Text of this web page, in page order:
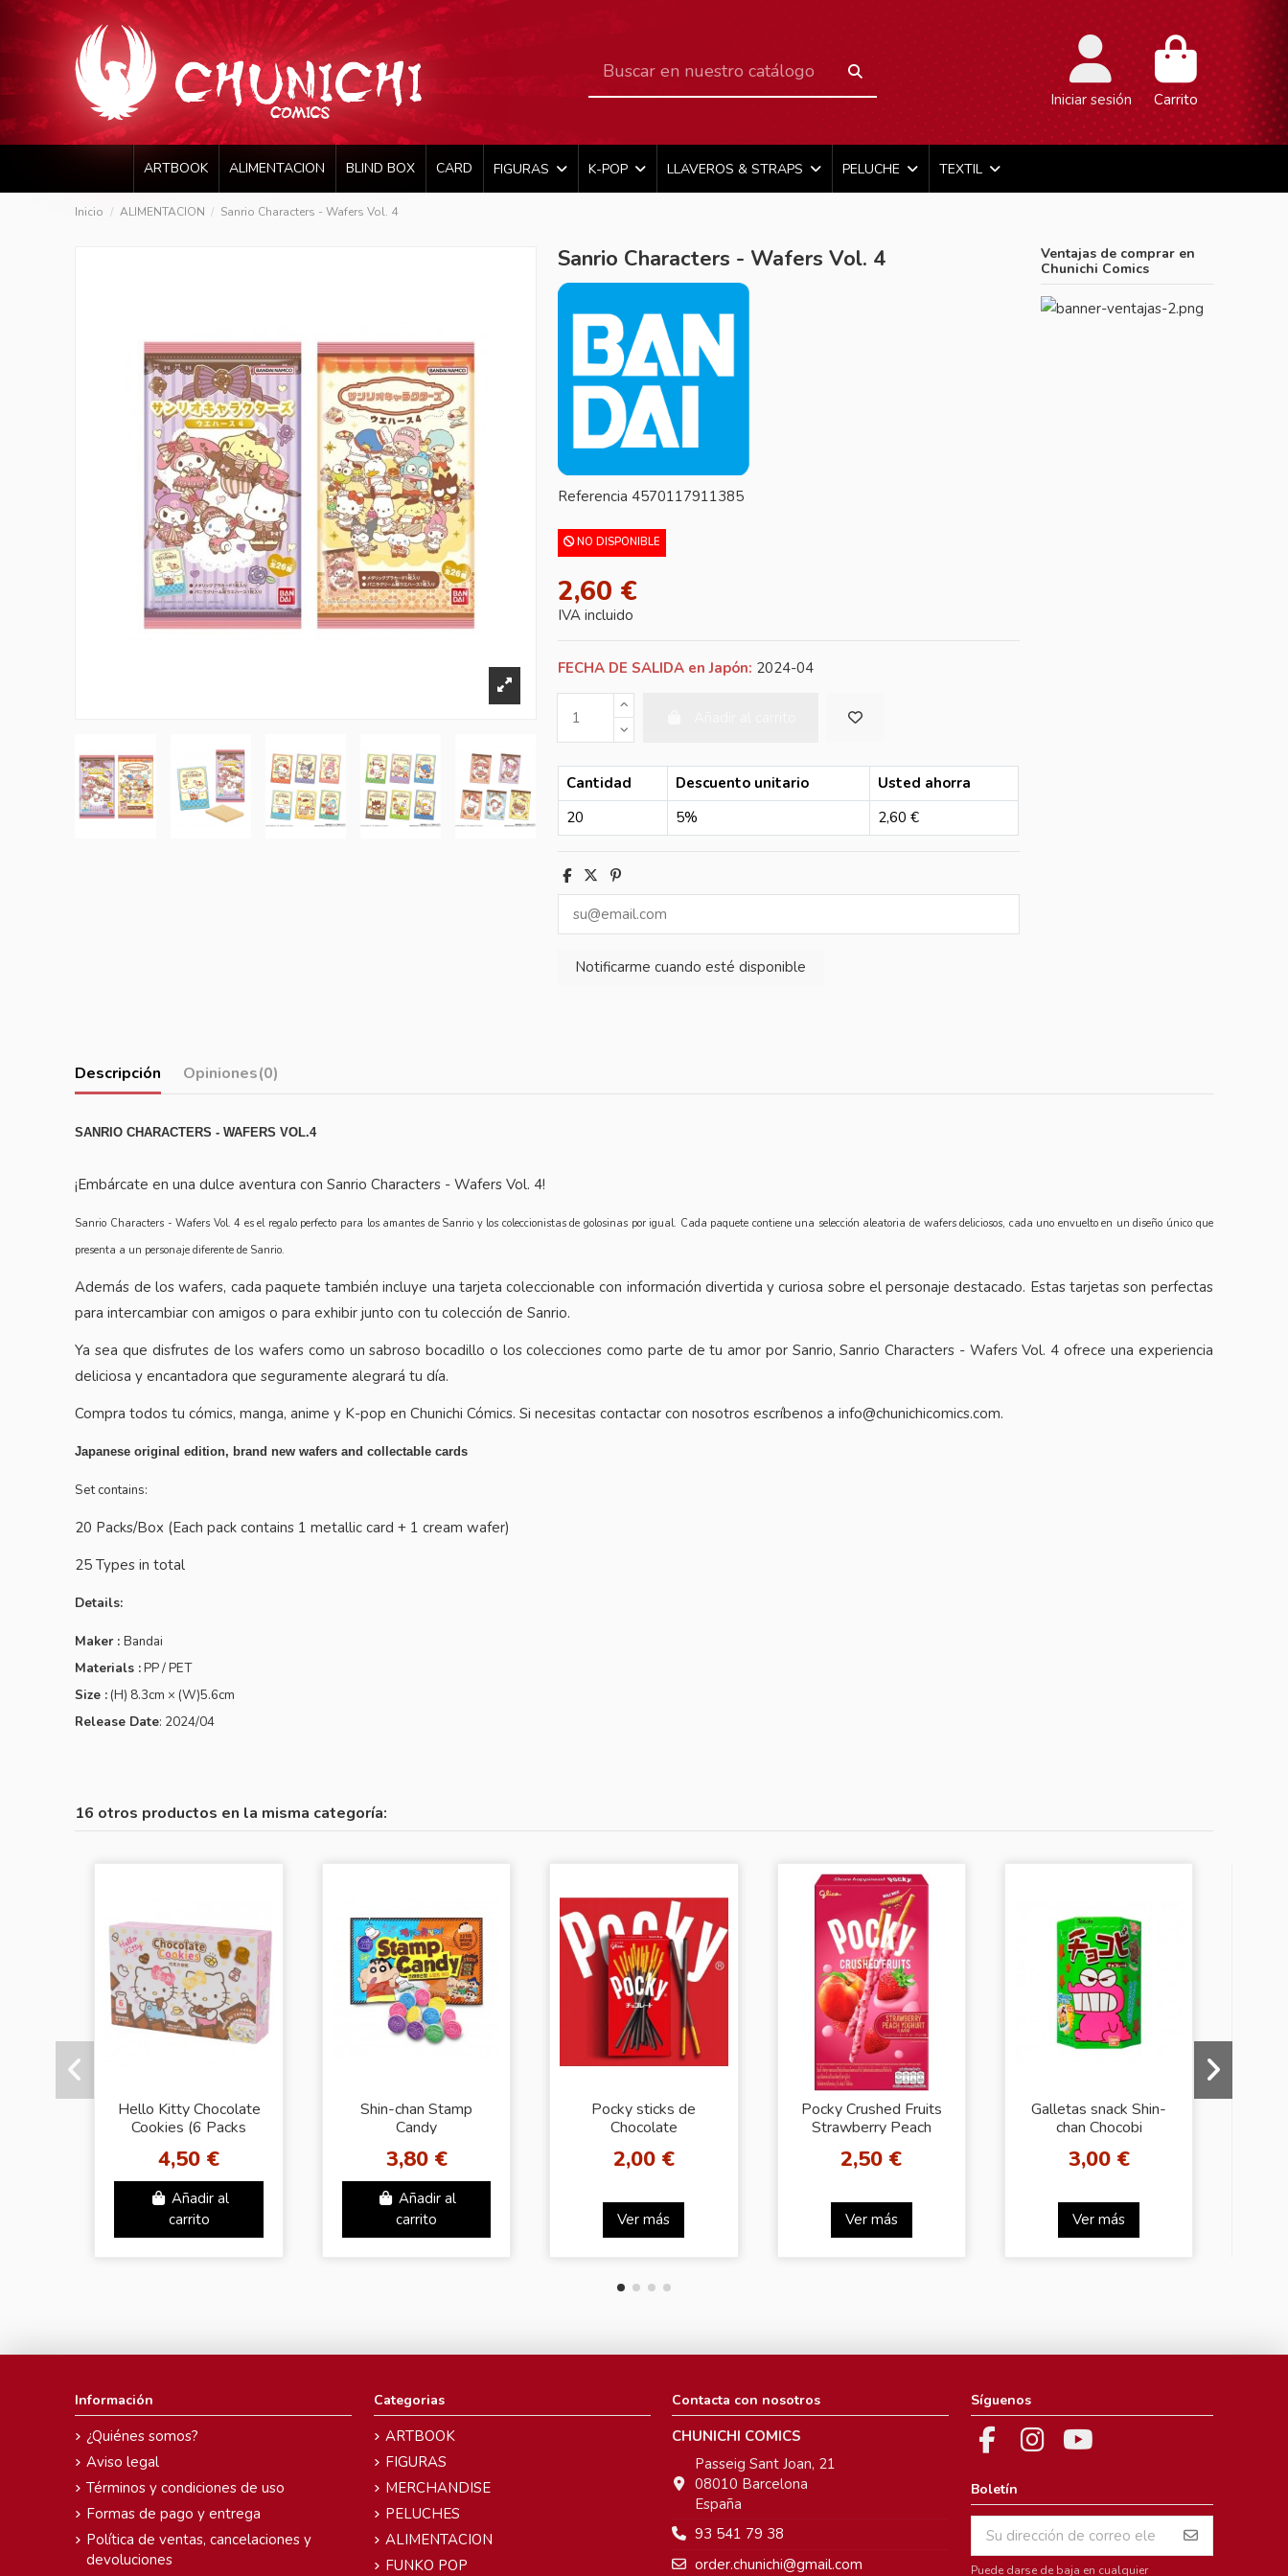
Iniciar sesión Carrito
ARTBOOK ALIMENTACION BLIND BOX CARD FIGURAS K-POP LLAVEROS & STRAPS PELUCHE TEXTIL
Inicio ALIMENTACION Sanrio Characters - Wafers Vol. 4
Sanrio Characters - Wafers Vol. 4
Referencia 4570117911385
NO DISPONIBLE
2,60 €
IVA incluido
FECHA DE SALIDA en Japón: 2024-04
Cantidad Descuento unitario
Usted ahorra
20
5% 2,60 €
Ventajas de comprar en
Chunichi Comics
Descripción Opiniones(0)
SANRIO CHARACTERS - WAFERS VOL.4
¡Embárcate en una dulce aventura con Sanrio Characters - Wafers Vol. 4!
Sanrio Characters - Wafers Vol. 4 es el regalo perfecto para los amantes de Sanrio y los coleccionistas de golosinas por igual. Cada paquete contiene una selección aleatoria de wafers deliciosos, cada uno envuelto en un diseño único que
presenta a un personaje diferente de Sanrio.
Además de los wafers, cada paquete también incluye una tarjeta coleccionable con información divertida y curiosa sobre el personaje destacado. Estas tarjetas son perfectas
para intercambiar con amigos o para exhibir junto con tu colección de Sanrio.
Ya sea que disfrutes de los wafers como un sabroso bocadillo o los colecciones como parte de tu amor por Sanrio, Sanrio Characters - Wafers Vol. 4 ofrece una experiencia
deliciosa y encantadora que seguramente alegrará tu día.
Compra todos tu cómics,manga, animey K-pop en Chunichi Cómics. Si necesitas contactar con nosotros escríbenos a info@chunichicomics.com.
Japanese original edition, brand new wafers and collectable cards
Set contains:
20 Packs/Box (Each pack contains 1 metallic card + 1 cream wafer)
25 Types in total
Details:
Maker : Bandai
Materials :PP / PET
Size :(H) 8.3cm × (W)5.6cm
Release Date: 2024/04
16 otros productos en la misma categoría:
Hello Kitty Chocolate
Cookies (6 Packs
4,50 €
Añadir al
carrito
Shin-chan Stamp
Candy
3,80 €
Añadir al
carrito
Pocky sticks de
Chocolate
2,00 €
Ver más
Pocky Crushed Fruits
Strawberry Peach
2,50 €
Ver más
Galletas snack Shin-
chan Chocobi
3,00 €
Ver más
Información
¿Quiénes somos?
Aviso legal
Términos y condiciones de uso
Formas de pago y entrega
Política de ventas, cancelaciones y
devoluciones
Categorias
ARTBOOK
FIGURAS
MERCHANDISE
PELUCHES
ALIMENTACION
FUNKO POP
Contacta con nosotros
CHUNICHI COMICS
Passeig Sant Joan, 21
08010 Barcelona
España
93 541 79 38
order.chunichi@gmail.com
Síguenos
Boletín
Puede darse de baja en cualquier